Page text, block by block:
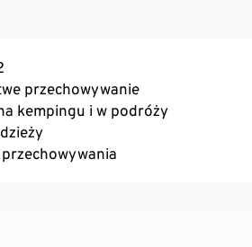
przechowywanie
kempingu i w podróży